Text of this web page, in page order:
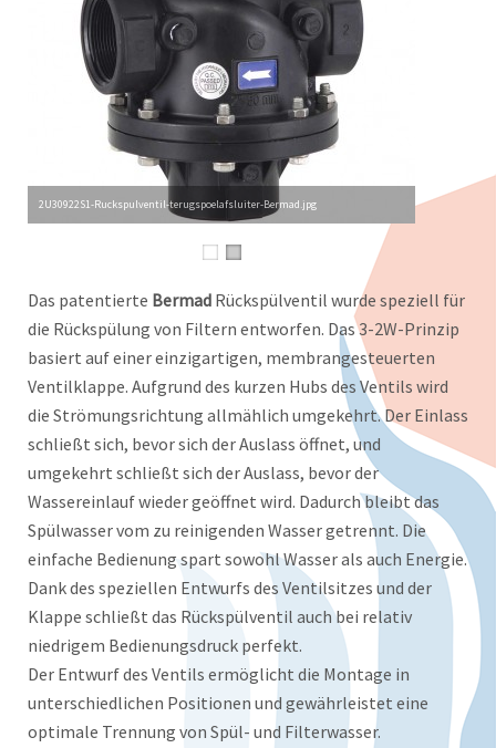
2U30922S1-Ruckspulventil-terugspoelafsluiter-Bermad.jpg
Das patentierte Bermad Rückspülventil wurde speziell für
die Rückspülung von Filtern entworfen. Das 3-2W-Prinzip
basiert auf einer einzigartigen, membrangesteuerten
Ventilklappe. Aufgrund des kurzen Hubs des Ventils wird
die Strömungsrichtung allmählich umgekehrt. Der Einlass
schließt sich, bevor sich der Auslass öffnet, und
umgekehrt schließt sich der Auslass, bevor der
Wassereinlauf wieder geöffnet wird. Dadurch bleibt das
Spülwasser vom zu reinigenden Wasser getrennt. Die
einfache Bedienung spart sowohl Wasser als auch Energie.
Dank des speziellen Entwurfs des Ventilsitzes und der
Klappe schließt das Rückspülventil auch bei relativ
niedrigem Bedienungsdruck perfekt.
Der Entwurf des Ventils ermöglicht die Montage in
unterschiedlichen Positionen und gewährleistet eine
optimale Trennung von Spül- und Filterwasser.